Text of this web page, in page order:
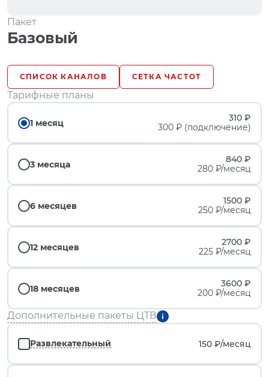
Пакет
Базовый
СПИСОК КАНАЛОВ СЕТКА ЧАСТОТ
Тарифные планы
1 месяц
310 ₽
300 ₽ (подключение)
3 месяца
840 ₽
280 ₽/месяц
6 месяцев
1500 ₽
250 ₽/месяц
12 месяцев
2700 ₽
225 ₽/месяц
18 месяцев
3600 ₽
200 ₽/месяц
Дополнительные пакеты ЦТВ
Развлекательный 150 ₽/месяц